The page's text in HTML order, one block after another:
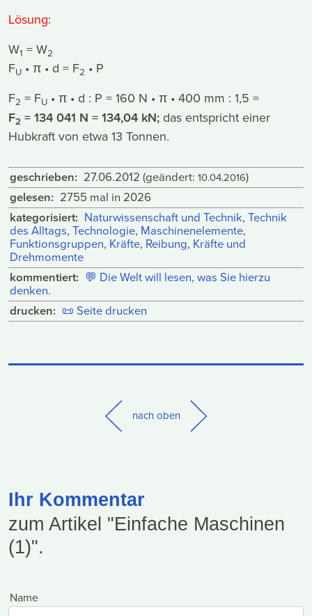
Lösung:
W1 = W2
FU • π • d = F2 • P
F2 = FU • π • d : P = 160 N • π • 400 mm : 1,5 =
F2 = 134 041 N = 134,04 kN; das entspricht einer
Hubkraft von etwa 13 Tonnen.
geschrieben: 27.06.2012 (geändert: 10.04.2016)
gelesen: 2755 mal in 2026
kategorisiert: Naturwissenschaft und Technik, Technik
des Alltags,Technologie, Maschinenelemente,
Funktionsgruppen, Kräfte, Reibung, Kräfte und
Drehmomente
kommentiert: 💬 Die Welt will lesen, was Sie hierzu
denken.
drucken: 📜 Seite drucken
nach oben
Ihr Kommentar
zum Artikel "Einfache Maschinen
(1)".
Name